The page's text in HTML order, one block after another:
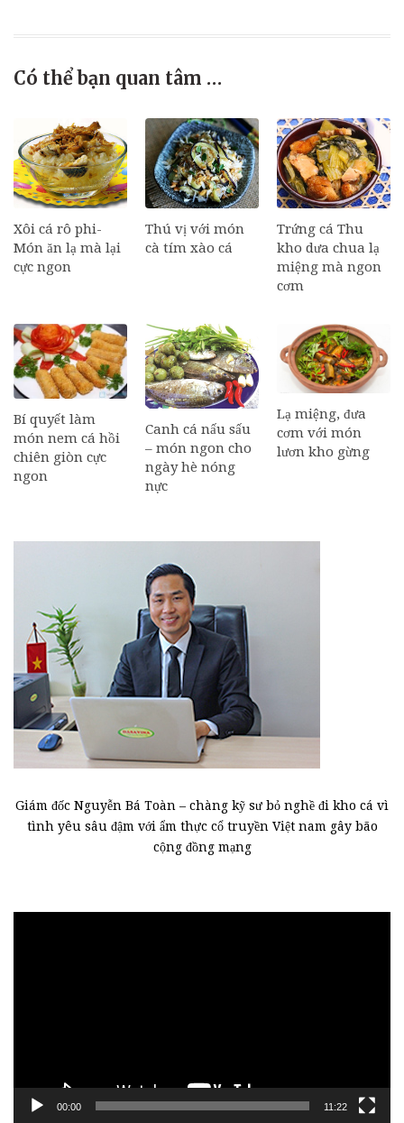
Có thể bạn quan tâm …
Xôi cá rô phi-
Món ăn lạ mà lại
cực ngon
Thú vị với món
cà tím xào cá
Trứng cá Thu
kho dưa chua lạ
miệng mà ngon
cơm
Bí quyết làm
món nem cá hồi
chiên giòn cực
ngon
Canh cá nấu sấu
– món ngon cho
ngày hè nóng
nực
Lạ miệng, đưa
cơm với món
lươn kho gừng
Giám đốc Nguyễn Bá Toàn – chàng kỹ sư bỏ nghề đi kho cá vì
tình yêu sâu đậm với ẩm thực cổ truyền Việt nam gây bão
cộng đồng mạng
00:00 11:22